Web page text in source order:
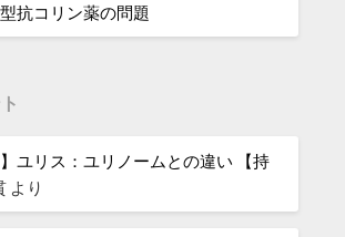
抗コリン薬の問題
】ユリス：ユリノームとの違い 【持
より